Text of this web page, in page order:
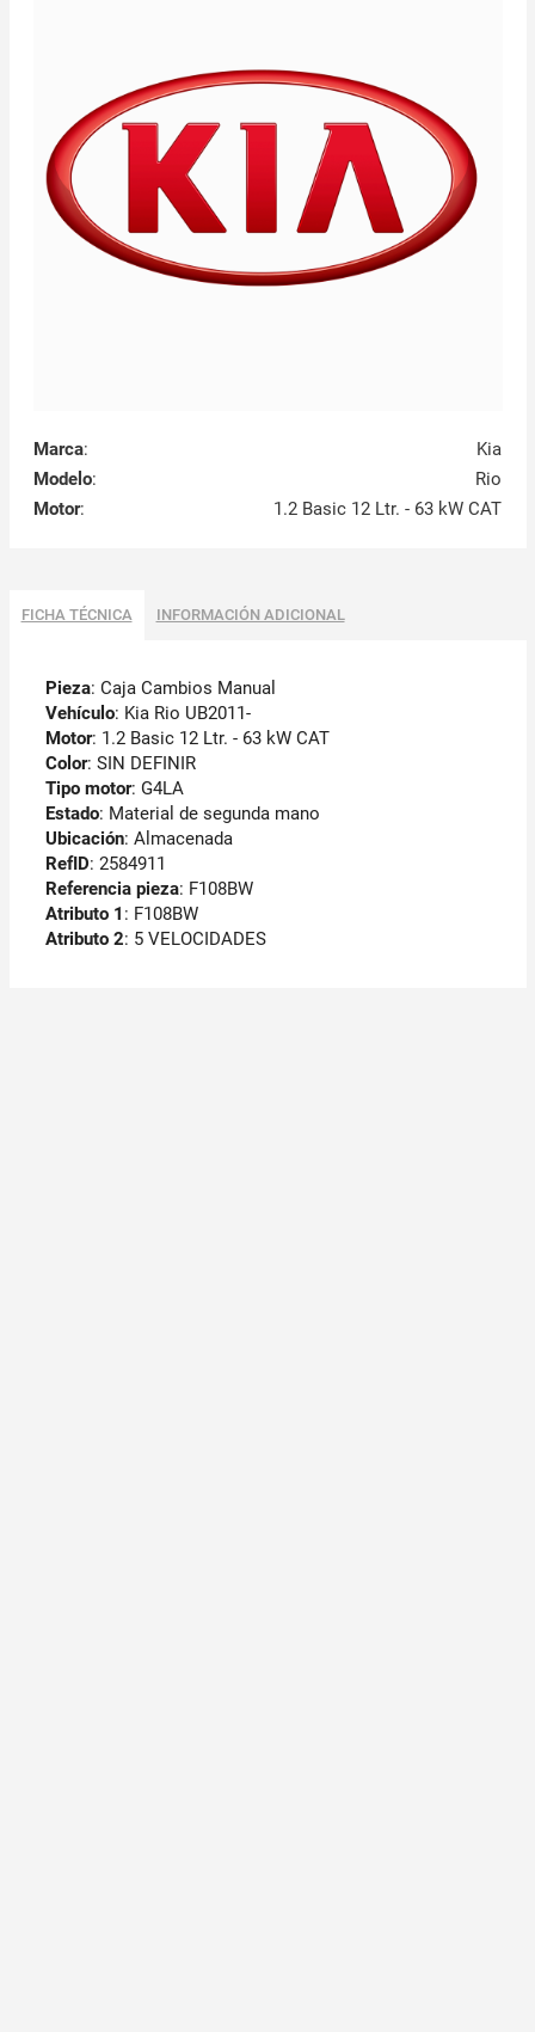
Marca:
Kia
Modelo:
Rio
Motor: 1.2 Basic 12 Ltr. - 63 kW CAT
FICHA TÉCNICA INFORMACIÓN ADICIONAL
Pieza: Caja Cambios Manual
Vehículo: Kia Rio UB2011-
Motor: 1.2 Basic 12 Ltr. - 63 kW CAT
Color: SIN DEFINIR
Tipo motor: G4LA
Estado: Material de segunda mano
Ubicación: Almacenada
RefID: 2584911
Referencia pieza: F108BW
Atributo 1 : F108BW
Atributo 2: 5 VELOCIDADES